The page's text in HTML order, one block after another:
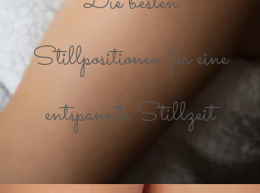
Stillpositionen für eine
entspannte Stillzeit